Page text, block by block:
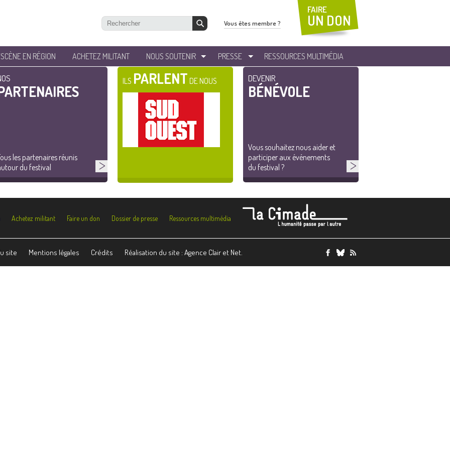
EN RÉGION ACHETEZ MILITANT NOUS SOUTENIR PRESSE RESSOURCES MULTIMÉDIA
Vous êtes membre ?
FAIRE
UN DON
les partenaires réunis
du festival
ILS PARLENT DE NOUS DEVENIR
BÉNÉVOLE
Vous souhaitez nous aider et
participer aux événements
du festival ?
Achetez militant Faire un don Dossier de presse Ressources multimédia
site Mentions légales Crédits Réalisation du site : Agence Clair et Net.